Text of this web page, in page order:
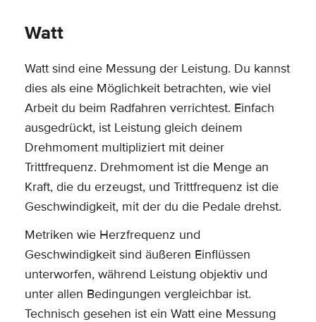
Watt
Watt sind eine Messung der Leistung. Du kannst
dies als eine Möglichkeit betrachten, wie viel
Arbeit du beim Radfahren verrichtest. Einfach
ausgedrückt, ist Leistung gleich deinem
Drehmoment multipliziert mit deiner
Trittfrequenz. Drehmoment ist die Menge an
Kraft, die du erzeugst, und Trittfrequenz ist die
Geschwindigkeit, mit der du die Pedale drehst.
Metriken wie Herzfrequenz und
Geschwindigkeit sind äußeren Einflüssen
unterworfen, während Leistung objektiv und
unter allen Bedingungen vergleichbar ist.
Technisch gesehen ist ein Watt eine Messung